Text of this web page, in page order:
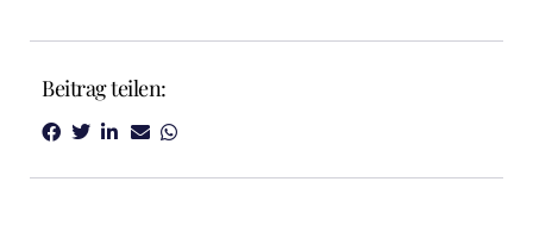
Beitrag teilen: